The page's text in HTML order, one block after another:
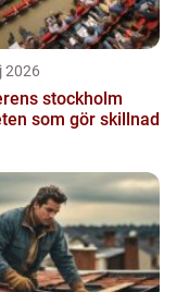
2026
stockholm
som gör skillnad